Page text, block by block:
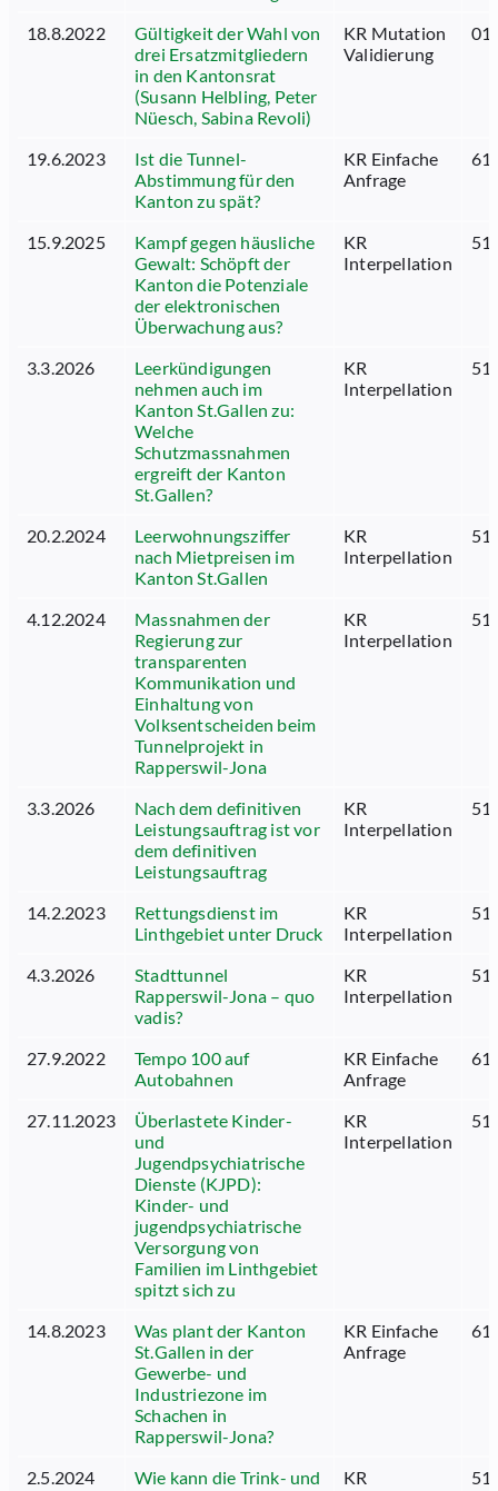
18.8.2022
Gültigkeit der Wahl von
drei Ersatzmitgliedern
in den Kantonsrat
(Susann Helbling, Peter
Nüesch, Sabina Revoli)
KR Mutation
Validierung
19.6.2023
Ist die Tunnel-
Abstimmung für den
Kanton zu spät?
KR Einfache
Anfrage
15.9.2025
Kampf gegen häusliche
Gewalt: Schöpft der
Kanton die Potenziale
der elektronischen
Überwachung aus?
KR
Interpellation
3.3.2026
Leerkündigungen
nehmen auch im
Kanton St.Gallen zu:
Welche
Schutzmassnahmen
ergreift der Kanton
St.Gallen?
KR
Interpellation
20.2.2024
Leerwohnungsziffer
nach Mietpreisen im
Kanton St.Gallen
KR
Interpellation
4.12.2024
Massnahmen der
Regierung zur
transparenten
Kommunikation und
Einhaltung von
Volksentscheiden beim
Tunnelprojekt in
Rapperswil-Jona
KR
Interpellation
3.3.2026
Nach dem definitiven
Leistungsauftrag ist vor
dem definitiven
Leistungsauftrag
KR
Interpellation
14.2.2023
Rettungsdienst im
Linthgebiet unter Druck
KR
Interpellation
4.3.2026
Stadttunnel
Rapperswil-Jona – quo
vadis?
KR
Interpellation
27.9.2022
Tempo 100 auf
Autobahnen
KR Einfache
Anfrage
27.11.2023
Überlastete Kinder-
und
Jugendpsychiatrische
Dienste (KJPD):
Kinder- und
jugendpsychiatrische
Versorgung von
Familien im Linthgebiet
spitzt sich zu
KR
Interpellation
14.8.2023
Was plant der Kanton
St.Gallen in der
Gewerbe- und
Industriezone im
Schachen in
Rapperswil-Jona?
KR Einfache
Anfrage
2.5.2024
Wie kann die Trink- und
KR